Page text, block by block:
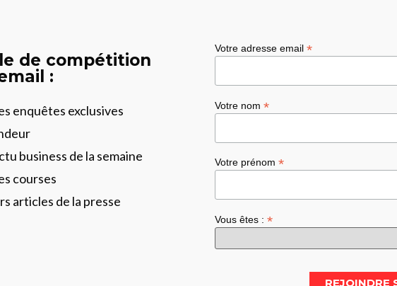
de compétition
:
enquêtes exclusives
business de la semaine
courses
articles de la presse
Votre adresse email *
Votre nom *
Votre prénom *
Vous êtes : *